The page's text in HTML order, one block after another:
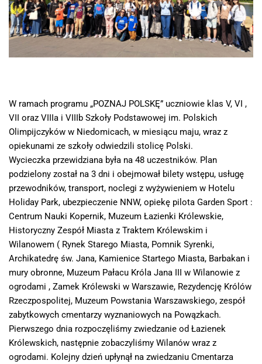
W ramach programu „POZNAJ POLSKĘ” uczniowie klas V, VI ,
VII oraz VIIIa i VIIIb Szkoły Podstawowej im. Polskich
Olimpijczyków w Niedomicach, w miesiącu maju, wraz z
opiekunami ze szkoły odwiedzili stolicę Polski.
Wycieczka przewidziana była na 48 uczestników. Plan
podzielony został na 3 dni i obejmował bilety wstępu, usługę
przewodników, transport, noclegi z wyżywieniem w Hotelu
Holiday Park, ubezpieczenie NNW, opiekę pilota Garden Sport :
Centrum Nauki Kopernik, Muzeum Łazienki Królewskie,
Historyczny Zespół Miasta z Traktem Królewskim i
Wilanowem ( Rynek Starego Miasta, Pomnik Syrenki,
Archikatedrę św. Jana, Kamienice Startego Miasta, Barbakan i
mury obronne, Muzeum Pałacu Króla Jana III w Wilanowie z
ogrodami , Zamek Królewski w Warszawie, Rezydencję Królów
Rzeczpospolitej, Muzeum Powstania Warszawskiego, zespół
zabytkowych cmentarzy wyznaniowych na Powązkach.
Pierwszego dnia rozpoczęliśmy zwiedzanie od Łazienek
Królewskich, następnie zobaczyliśmy Wilanów wraz z
ogrodami. Kolejny dzień upłynął na zwiedzaniu Cmentarza